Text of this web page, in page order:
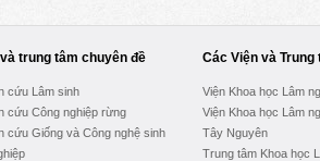
trung tâm chuyên đề
cứu Lâm sinh
cứu Công nghiệp rừng
cứu Giống và Công nghệ sinh
Các Viện và Trung
Viện Khoa học Lâm
Viện Khoa học Lâm
Tây Nguyên
Trung tâm Khoa học